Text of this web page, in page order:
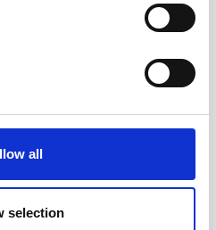
all
selection
259 kr/st
även